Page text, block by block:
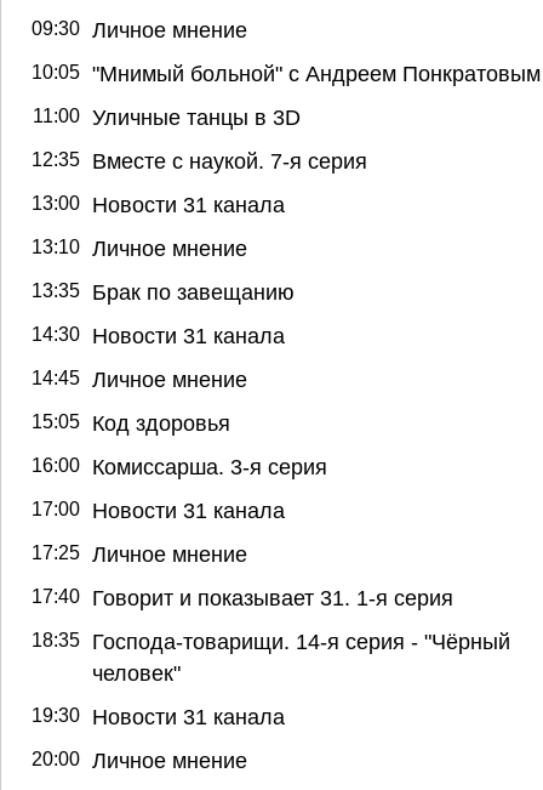
09:30 Личное мнение
10:05 "Мнимый больной" с Андреем Понкратовым
11:00 Уличные танцы в 3D
12:35 Вместе с наукой. 7-я серия
13:00 Новости 31 канала
13:10 Личное мнение
13:35 Брак по завещанию
14:30 Новости 31 канала
14:45 Личное мнение
15:05 Код здоровья
16:00 Комиссарша. 3-я серия
17:00 Новости 31 канала
17:25 Личное мнение
17:40 Говорит и показывает 31. 1-я серия
18:35
Господа-товарищи. 14-я серия - "Чёрный
человек"
19:30 Новости 31 канала
20:00 Личное мнение